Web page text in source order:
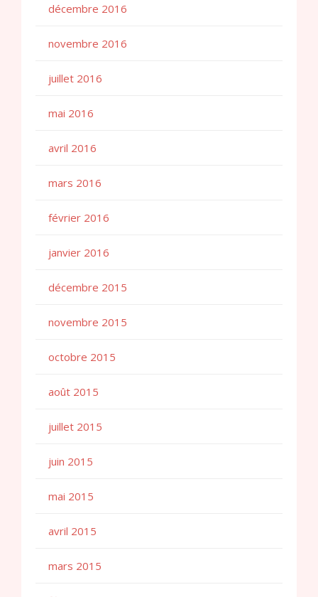
décembre 2016
novembre 2016
juillet 2016
mai 2016
avril 2016
mars 2016
février 2016
janvier 2016
décembre 2015
novembre 2015
octobre 2015
août 2015
juillet 2015
juin 2015
mai 2015
avril 2015
mars 2015